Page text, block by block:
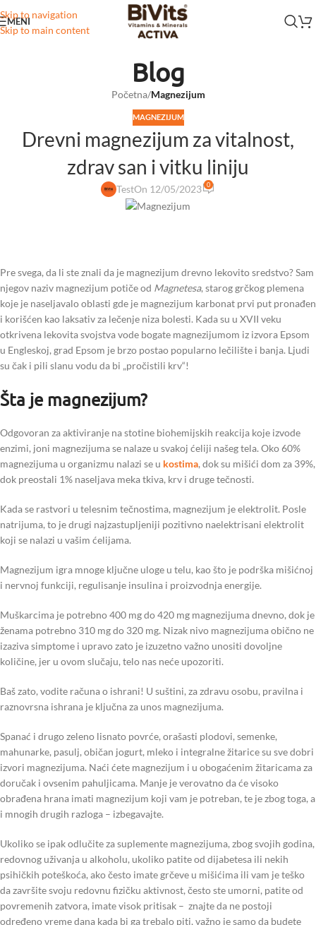
Skip to navigation
Skip to main content
MENI
Blog
Početna/Magnezijum
MAGNEZIJUM
Drevni magnezijum za vitalnost,
zdrav san i vitku liniju
TestOn 12/05/2023 0
Pre svega, da li ste znali da je magnezijum drevno lekovito sredstvo? Sam
njegov naziv magnezijum potiče od Magnetesa, starog grčkog plemena
koje je naseljavalo oblasti gde je magnezijum karbonat prvi put pronađen
i korišćen kao laksativ za lečenje niza bolesti. Kada su u XVII veku
otkrivena lekovita svojstva vode bogate magnezijumom iz izvora Epsom
u Engleskoj, grad Epsom je brzo postao popularno lečilište i banja. Ljudi
su čak i pili slanu vodu da bi „pročistili krv“!
Šta je magnezijum?
Odgovoran za aktiviranje na stotine biohemijskih reakcija koje izvode
enzimi, joni magnezijuma se nalaze u svakoj ćeliji našeg tela. Oko 60%
magnezijuma u ​​organizmu nalazi se u kostima, dok su mišići dom za 39%,
dok preostali 1% naseljava meka tkiva, krv i druge tečnosti.
Kada se rastvori u telesnim tečnostima, magnezijum je elektrolit. Posle
natrijuma, to je drugi najzastupljeniji pozitivno naelektrisani elektrolit
koji se nalazi u vašim ćelijama.
Magnezijum igra mnoge ključne uloge u telu, kao što je podrška mišićnoj
i nervnoj funkciji, regulisanje insulina i proizvodnja energije.
Muškarcima je potrebno 400 mg do 420 mg magnezijuma dnevno, dok je
ženama potrebno 310 mg do 320 mg. Nizak nivo magnezijuma obično ne
izaziva simptome i upravo zato je izuzetno važno unositi dovoljne
količine, jer u ovom slučaju, telo nas neće upozoriti.
Baš zato, vodite računa o ishrani! U suštini, za zdravu osobu, pravilna i
raznovrsna ishrana je ključna za unos magnezijuma.
Spanać i drugo zeleno lisnato povrće, orašasti plodovi, semenke,
mahunarke, pasulj, običan jogurt, mleko i integralne žitarice su sve dobri
izvori magnezijuma. Naći ćete magnezijum i u obogaćenim žitaricama za
doručak i ovsenim pahuljicama. Manje je verovatno da će visoko
obrađena hrana imati magnezijum koji vam je potreban, te je zbog toga, a
i mnogih drugih razloga – izbegavajte.
Ukoliko se ipak odlučite za suplemente magnezijuma, zbog svojih godina,
redovnog uživanja u alkoholu, ukoliko patite od dijabetesa ili nekih
psihičkih poteškoća, ako često imate grčeve u mišićima ili vam je teško
da završite svoju redovnu fizičku aktivnost, često ste umorni, patite od
povremenih zatvora, imate visok pritisak – znajte da ne postoji
određeno vreme dana kada bi ga trebalo piti, važno je samo da budete